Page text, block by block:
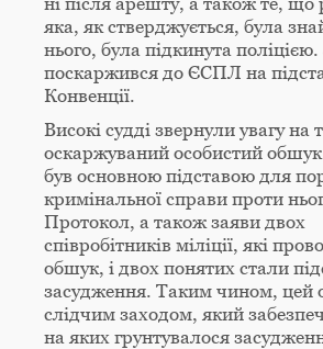
яка, як стверджується, була
нього, була підкинута
поскаржився до ЄСПЛ на
Конвенції.
Високі судді звернули увагу на
оскаржуваний особистий
був основною підставою для
кримінальної справи проти
Протокол, а також заяви двох
співробітників міліції, які
обшук, і двох понятих стали
засудження. Таким чином, цей
слідчим заходом, який
на яких грунтувалося